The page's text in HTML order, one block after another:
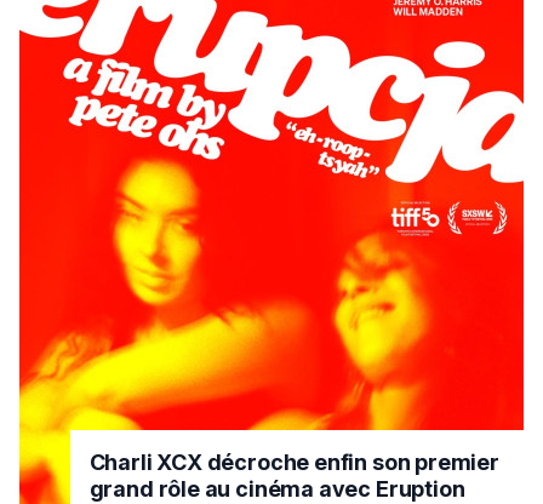
Charli XCX décroche enfin son premier
grand rôle au cinéma avec Eruption